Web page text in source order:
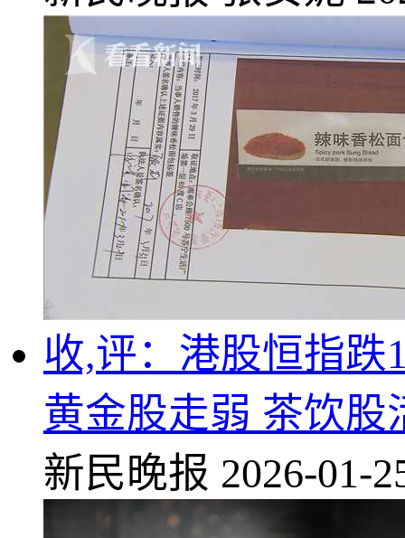
收,评：港股恒指跌
黄金股走弱 茶饮股
新民晚报 2026-01-